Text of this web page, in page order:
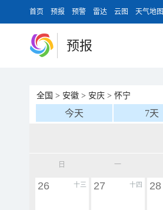
首页 预报 预警 雷达 云图 天气地图
预报
全国 > 安徽 > 安庆 > 怀宁
今天 7天
日 一
十三
26 十四
27 28